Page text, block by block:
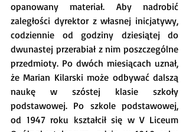
opanowany materiał. Aby nadrobić
zaległości dyrektor z własnej inicjatywy,
codziennie od godziny dziesiątej do
dwunastej przerabiał z nim poszczególne
przedmioty. Po dwóch miesiącach uznał,
że Marian Kilarski może odbywać dalszą
naukę w szóstej klasie szkoły
podstawowej. Po szkole podstawowej,
od 1947 roku kształcił się w V Liceum